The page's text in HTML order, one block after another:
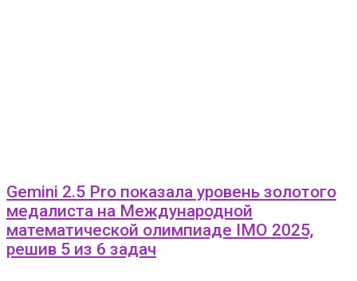
Gemini 2.5 Pro показала уровень золотого
медалиста на Международной
математической олимпиаде IMO 2025,
решив 5 из 6 задач